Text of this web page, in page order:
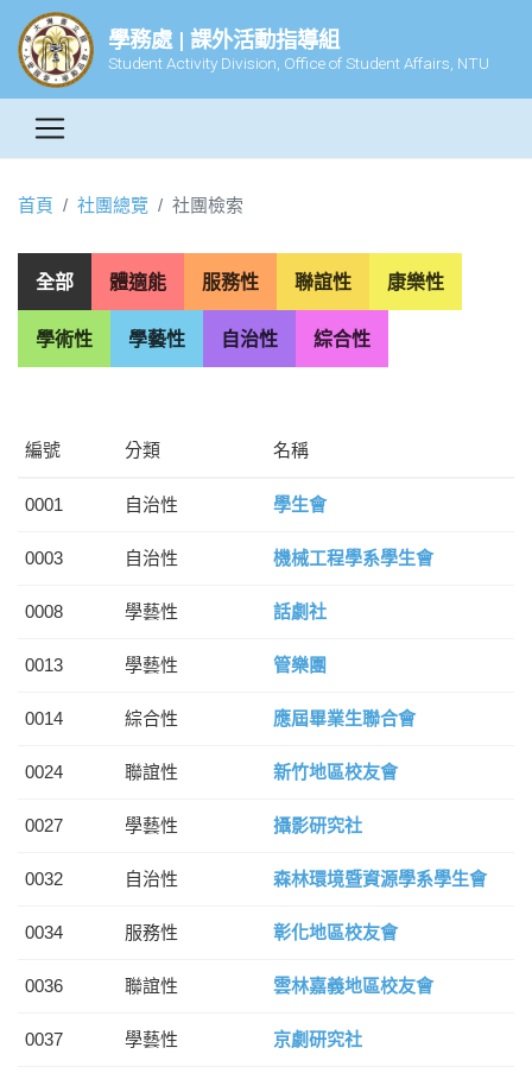
學務處 | 課外活動指導組
Student Activity Division, Office of Student Affairs, NTU
首頁 社團總覽 社團檢索
全部 體適能 服務性 聯誼性 康樂性
學術性 學藝性 自治性 綜合性
編號 分類 名稱
0001 自治性 學生會
0003 自治性 機械工程學系學生會
0008 學藝性 話劇社
0013 學藝性 管樂團
0014 綜合性 應屆畢業生聯合會
0024 聯誼性 新竹地區校友會
0027 學藝性 攝影研究社
0032 自治性 森林環境暨資源學系學生會
0034 服務性 彰化地區校友會
0036 聯誼性 雲林嘉義地區校友會
0037 學藝性 京劇研究社